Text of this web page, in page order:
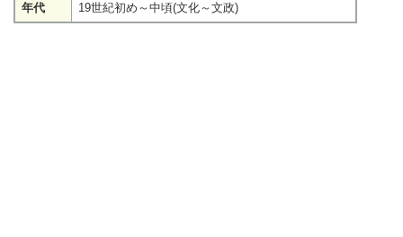
年代 19世紀初め～中頃(文化～文政)